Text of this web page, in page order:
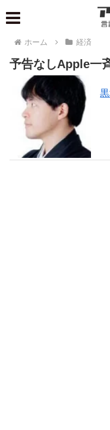
ホーム 経済
予告なしApple一